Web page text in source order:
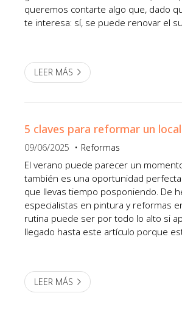
queremos contarte algo que, dado
te interesa: sí, se puede renovar el
LEER MÁS
5 claves para reformar un
09/06/2025 Reformas
El verano puede parecer un
también es una oportunidad
que llevas tiempo posponiendo. De
especialistas en pintura y reformas
rutina puede ser por todo lo alto si
llegado hasta este artículo porque
LEER MÁS